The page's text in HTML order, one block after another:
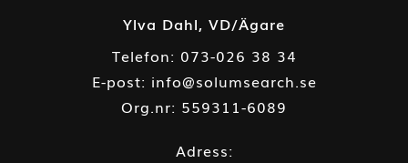
Ylva Dahl, VD/Ägare
Telefon: 073-026 38 34
E-post: info@solumsearch.se
Org.nr: 559311-6089
Adress: